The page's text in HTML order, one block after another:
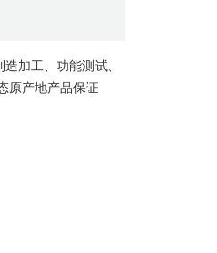
加工、功能测试、
原产地产品保证